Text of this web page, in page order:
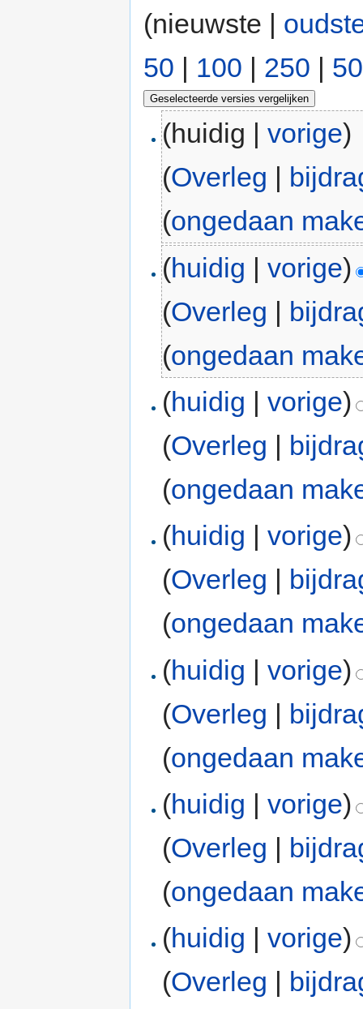
(nieuwste |
50 | 100 | 250 |
(huidig |vorige)
(Overleg |
(ongedaan
(huidig |vorige)
(Overleg |
(ongedaan
(huidig |vorige)
(Overleg |
(ongedaan
(huidig |vorige)
(Overleg |
(ongedaan
(huidig |vorige)
(Overleg |
(ongedaan
(huidig |vorige)
(Overleg |
(ongedaan
(huidig |vorige)
(Overleg